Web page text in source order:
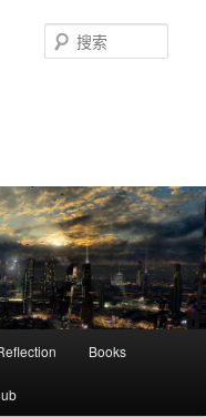
索
Books